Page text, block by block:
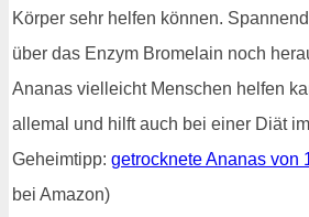
Körper sehr helfen können.
über das Enzym Bromelain noch
Ananas vielleicht Menschen helfen
allemal und hilft auch bei einer Diät
Geheimtipp: getrocknete Ananas von
bei Amazon)